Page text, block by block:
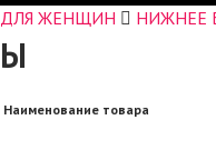
ДЛЯ ЖЕНЩИН НИЖНЕЕ
Наименование товара